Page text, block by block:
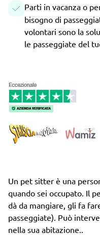
Parti in vacanza o
bisogno di
volontari sono la
le passeggiate del
Un pet sitter è una
quando sei occupato. Il
dà da mangiare, gli fa
passeggiate). Può
nella sua abitazione..